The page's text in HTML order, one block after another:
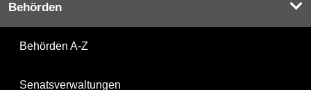
Behörden
Behörden A-Z
Senatsverwaltungen